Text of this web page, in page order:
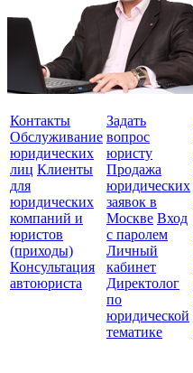
Контакты
Обслуживание
юридических
лиц Клиенты
для
юридических
компаний и
юристов
(приходы)
Консультация
автоюриста
Задать
вопрос
юристу
Продажа
юридических
заявок в
Москве Вход
с паролем
Личный
кабинет
Директолог
по
юридической
тематике